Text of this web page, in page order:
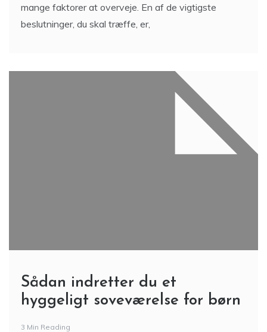
mange faktorer at overveje. En af de vigtigste
beslutninger, du skal træffe, er,
Sådan indretter du et
hyggeligt soveværelse for børn
3 Min Reading